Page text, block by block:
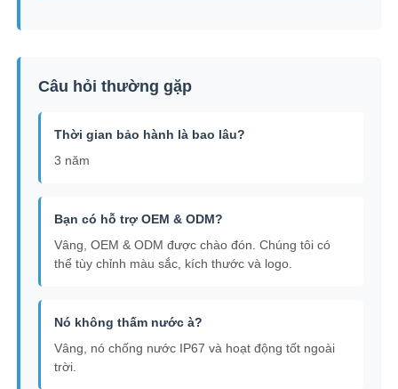
Câu hỏi thường gặp
Thời gian bảo hành là bao lâu?
3 năm
Bạn có hỗ trợ OEM & ODM?
Vâng, OEM & ODM được chào đón. Chúng tôi có
thể tùy chỉnh màu sắc, kích thước và logo.
Nó không thấm nước à?
Vâng, nó chống nước IP67 và hoạt động tốt ngoài
trời.